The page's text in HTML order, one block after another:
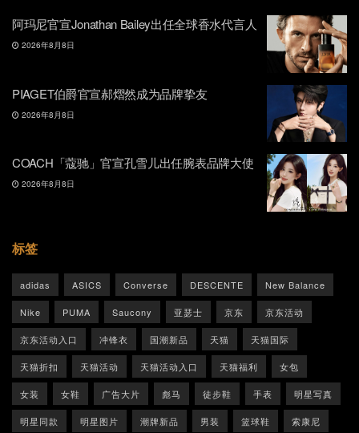
阿玛尼官宣Jonathan Bailey出任全球香水代言人
2026年8月8日
PIAGET伯爵官宣郝熠然成为品牌挚友
2026年8月8日
COACH「蔻驰」官宣孔雪儿出任腕表品牌大使
2026年8月8日
标签
adidas ASICS Converse DESCENTE New Balance
Nike PUMA Saucony 亚瑟士 京东 京东活动
京东活动入口 冲锋衣 国潮新品 天猫 天猫国际
天猫折扣 天猫活动 天猫活动入口 天猫福利 女包
女装 女鞋 广告大片 彪马 徒步鞋 手表 明星写真
明星同款 明星图片 潮牌新品 男装 篮球鞋 索康尼